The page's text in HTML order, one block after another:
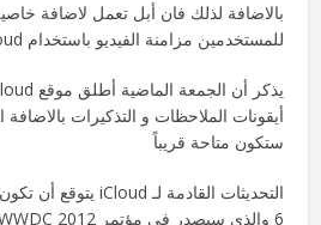
بالاضافة لذلك فان أبل تعمل لاضافة
للمستخدمين مزامنة الفيديو باستخدام iCloud
أيقونات الملاحظات و التذكيرات
ستكون متاحة قريباً
6 والذي سيصدر في مؤتمر WWDC 2012.